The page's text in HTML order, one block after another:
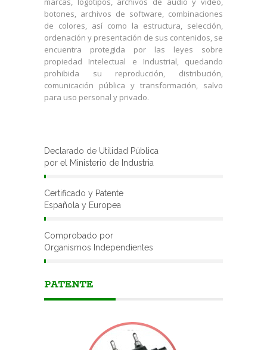
botones, archivos de software, combinaciones
de colores, así como la estructura, selección,
ordenación y presentación de sus contenidos, se
encuentra protegida por las leyes sobre
propiedad Intelectual e Industrial, quedando
prohibida su reproducción, distribución,
comunicación pública y transformación, salvo
para uso personal y privado.
Declarado de Utilidad Pública
por el Ministerio de Industria
Certificado y Patente
Española y Europea
Comprobado por
Organismos Independientes
PATENTE